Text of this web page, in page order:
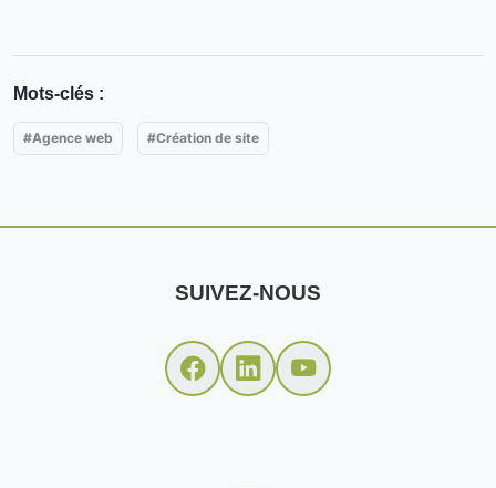
Mots-clés :
#Agence web #Création de site
SUIVEZ-NOUS